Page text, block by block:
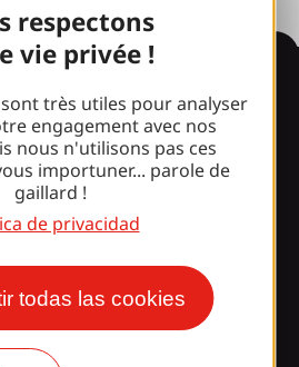
respectons
vie privée !
très utiles pour analyser
engagement avec nos
nous n'utilisons pas ces
importuner... parole de
gaillard !
de privacidad
todas las cookies
nuestro